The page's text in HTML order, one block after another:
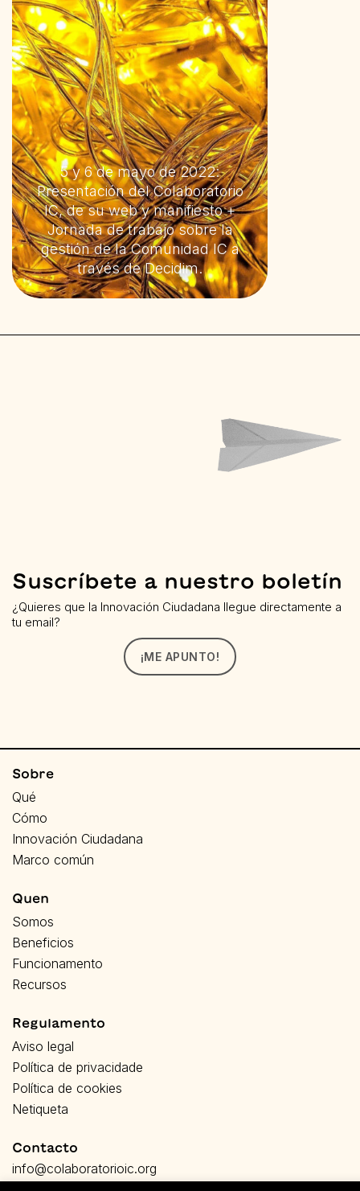
5 y 6 de mayo de 2022:
Presentación del Colaboratorio
IC, de su web y manifiesto +
Jornada de trabajo sobre la
gestión de la Comunidad IC a
través de Decidim.
Suscríbete a nuestro boletín
¿Quieres que la Innovación Ciudadana llegue directamente a
tu email?
¡ME APUNTO!
Sobre
Qué
Cómo
Innovación Ciudadana
Marco común
Quen
Somos
Beneficios
Funcionamento
Recursos
Regulamento
Aviso legal
Política de privacidade
Política de cookies
Netiqueta
Contacto
info@colaboratorioic.org